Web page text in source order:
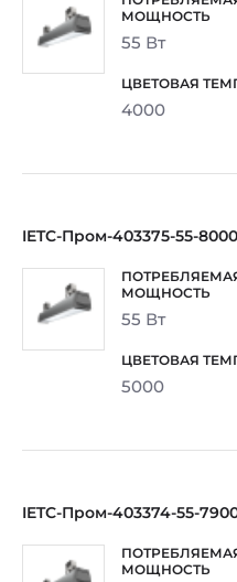
55 Вт
4000
IETC-Пром-403375-55-
55 Вт
5000
IETC-Пром-403374-55-